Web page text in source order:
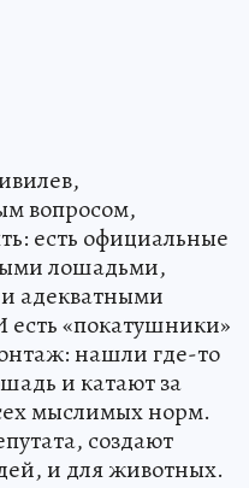
вопросом,
есть официальные
лошадьми,
адекватными
«покатушники»
нашли где-то
и катают за
мыслимых норм.
создают
и для животных.